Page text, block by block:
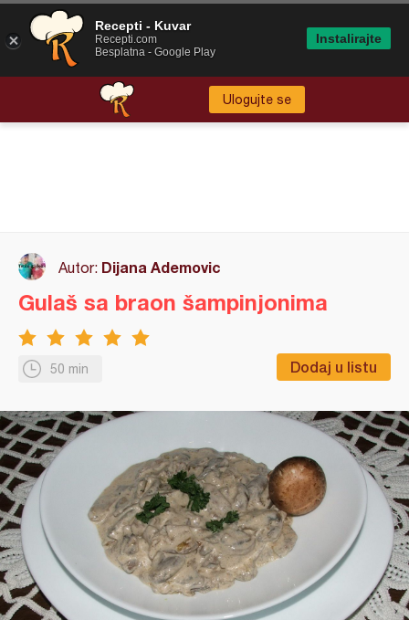
Ulogujte se
Autor: Dijana Ademovic
50 min Dodaj u listu
Gulaš sa braon šampinjonima
Recepti - Kuvar
Recepti.com
Besplatna - Google Play
Instalirajte